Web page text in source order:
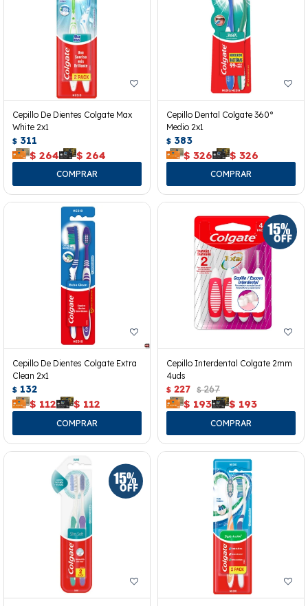
Cepillo De Dientes Colgate Max
White 2x1
$ 311
$ 264 $ 264
Cepillo Dental Colgate 360°
Medio 2x1
$ 383
$ 326 $ 326
Cepillo De Dientes Colgate Extra
Clean 2x1
$ 132
$ 112 $ 112
Cepillo Interdental Colgate 2mm
4uds
$ 227 $ 267
$ 193 $ 193